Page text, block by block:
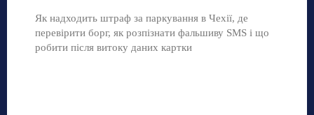
Як надходить штраф за паркування в Чехії, де
перевірити борг, як розпізнати фальшиву SMS і що
робити після витоку даних картки